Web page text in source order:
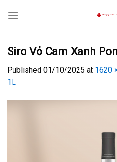
Siro Vỏ Cam Xanh
Published 01/10/2025 at 1620
1L